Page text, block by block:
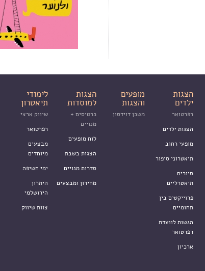
הצגות
ילדים
מופעים
והצגות
הצגות
למוסדות
לימודי
תיאטרון
רפרטואר
הצגות ילדים
מופעי רחוב
תיאטרוני סיפור
סיורים
תיאטרליים
פרוייקטים בין
תחומיים
הגשות לוועדת
רפרטואר
ארכיון
משכן דוידסון
כרטיסים +
מנויים
לוח מופעים
הצגות בשבת
סדרות מנויים
מחירון ומבצעים
שיווק ארצי
רפרטואר
מבצעים
מיוחדים
ימי חשיפה
היתרון
הירושלמי
צוות שיווק